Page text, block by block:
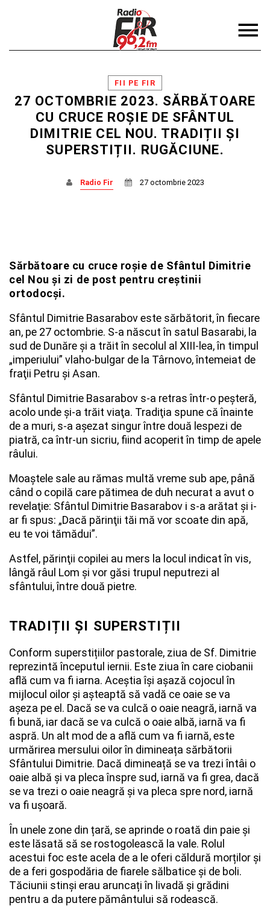
CAUTA IN SITE:
DISTRIBUIE PAGINA PE:
Twitter
Pinterest
FII PE FIR
27 OCTOMBRIE 2023. SĂRBĂTOARE
CU CRUCE ROȘIE DE SFÂNTUL
DIMITRIE CEL NOU. TRADIȚII ȘI
SUPERSTIȚII. RUGĂCIUNE.
Radio Fir 27 octombrie 2023
Sărbătoare cu cruce roşie de Sfântul Dimitrie
cel Nou şi zi de post pentru creştinii
ortodocşi.
Sfântul Dimitrie Basarabov este sărbătorit, în fiecare
an, pe 27 octombrie. S-a născut în satul Basarabi, la
sud de Dunăre şi a trăit în secolul al XIII-lea, în timpul
„imperiului” vlaho-bulgar de la Târnovo, întemeiat de
fraţii Petru şi Asan.
Sfântul Dimitrie Basarabov s-a retras într-o peşteră,
acolo unde şi-a trăit viaţa. Tradiţia spune că înainte
de a muri, s-a aşezat singur între două lespezi de
piatră, ca într-un sicriu, fiind acoperit în timp de apele
râului.
Moaştele sale au rămas multă vreme sub ape, până
când o copilă care pătimea de duh necurat a avut o
revelaţie: Sfântul Dimitrie Basarabov i s-a arătat şi i-
ar fi spus: „Dacă părinţii tăi mă vor scoate din apă,
eu te voi tămădui”.
Astfel, părinţii copilei au mers la locul indicat în vis,
lângă râul Lom şi vor găsi trupul neputrezi al
sfântului, între două pietre.
TRADIȚII ȘI SUPERSTIȚII
Conform superstițiilor pastorale, ziua de Sf. Dimitrie
reprezintă începutul iernii. Este ziua în care ciobanii
află cum va fi iarna. Aceștia își așază cojocul în
mijlocul oilor și așteaptă să vadă ce oaie se va
așeza pe el. Dacă se va culcă o oaie neagră, iarnă va
fi bună, iar dacă se va culcă o oaie albă, iarnă va fi
aspră. Un alt mod de a află cum va fi iarnă, este
urmărirea mersului oilor în dimineața sărbătorii
Sfântului Dimitrie. Dacă dimineață se va trezi întâi o
oaie albă și va pleca înspre sud, iarnă va fi grea, dacă
se va trezi o oaie neagră și va pleca spre nord, iarnă
va fi ușoară.
În unele zone din țară, se aprinde o roată din paie și
este lăsată să se rostogolească la vale. Rolul
acestui foc este acela de a le oferi căldură morților și
de a feri gospodăria de fiarele sălbatice și de boli.
Tăciunii stinși erau aruncați în livadă și grădini
pentru a da putere pământului să rodească.